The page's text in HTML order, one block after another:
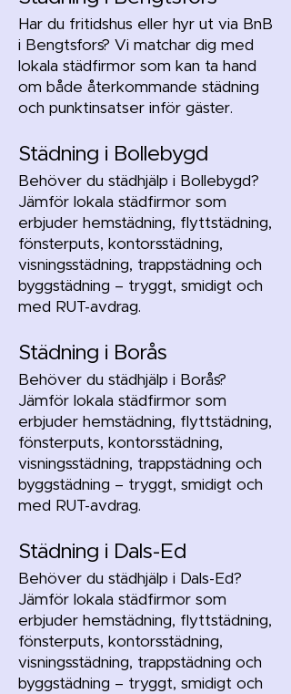
Har du fritidshus eller hyr ut via BnB
i Bengtsfors? Vi matchar dig med
lokala städfirmor som kan ta hand
om både återkommande städning
och punktinsatser inför gäster.
Städning i Bollebygd
Behöver du städhjälp i Bollebygd?
Jämför lokala städfirmor som
erbjuder hemstädning, flyttstädning,
fönsterputs, kontorsstädning,
visningsstädning, trappstädning och
byggstädning – tryggt, smidigt och
med RUT-avdrag.
Städning i Borås
Behöver du städhjälp i Borås?
Jämför lokala städfirmor som
erbjuder hemstädning, flyttstädning,
fönsterputs, kontorsstädning,
visningsstädning, trappstädning och
byggstädning – tryggt, smidigt och
med RUT-avdrag.
Städning i Dals-Ed
Behöver du städhjälp i Dals-Ed?
Jämför lokala städfirmor som
erbjuder hemstädning, flyttstädning,
fönsterputs, kontorsstädning,
visningsstädning, trappstädning och
byggstädning – tryggt, smidigt och